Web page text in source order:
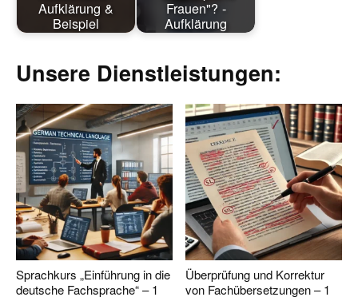
Aufklärung &
Beispiel
Frauen"? -
Aufklärung
Unsere Dienstleistungen:
Sprachkurs „Einführung in die
deutsche Fachsprache“ – 1
Überprüfung und Korrektur
von Fachübersetzungen – 1